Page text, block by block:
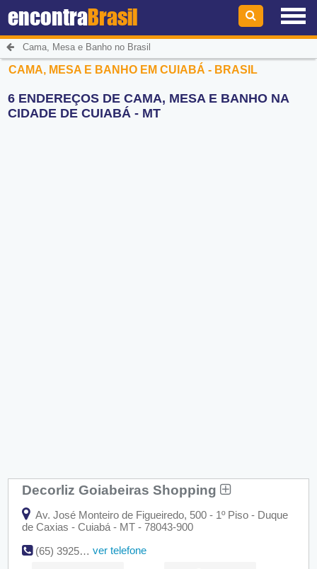
encontraBrasil
Cama, Mesa e Banho no Brasil
CAMA, MESA E BANHO EM CUIABÁ - BRASIL
6 ENDEREÇOS DE CAMA, MESA E BANHO NA
CIDADE DE CUIABÁ - MT
Decorliz Goiabeiras Shopping
Av. José Monteiro de Figueiredo, 500 - 1º Piso - Duque
de Caxias - Cuiabá - MT - 78043-900
(65) 3925-0100
ver telefone